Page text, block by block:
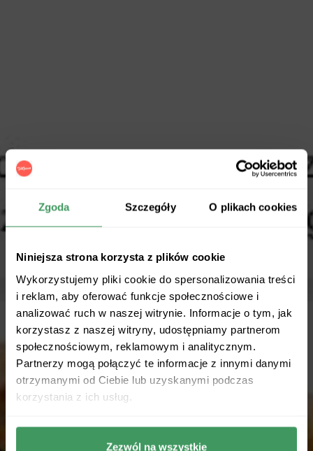
Zgoda Szczegóły O plikach cookies
Niniejsza strona korzysta z plików cookie
Wykorzystujemy pliki cookie do spersonalizowania treści
i reklam, aby oferować funkcje społecznościowe i
analizować ruch w naszej witrynie. Informacje o tym, jak
korzystasz z naszej witryny, udostępniamy partnerom
społecznościowym, reklamowym i analitycznym.
Partnerzy mogą połączyć te informacje z innymi danymi
otrzymanymi od Ciebie lub uzyskanymi podczas
korzystania z ich usług.
Zezwól na wszystkie